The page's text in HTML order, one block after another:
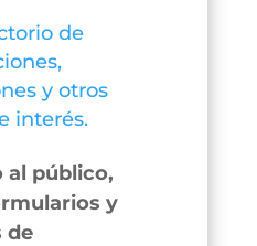
de
y otros
interés.
al público,
y
de